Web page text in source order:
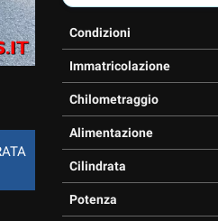
Condizioni
Immatricolazione
Chilometraggio
Alimentazione
Cilindrata
Potenza